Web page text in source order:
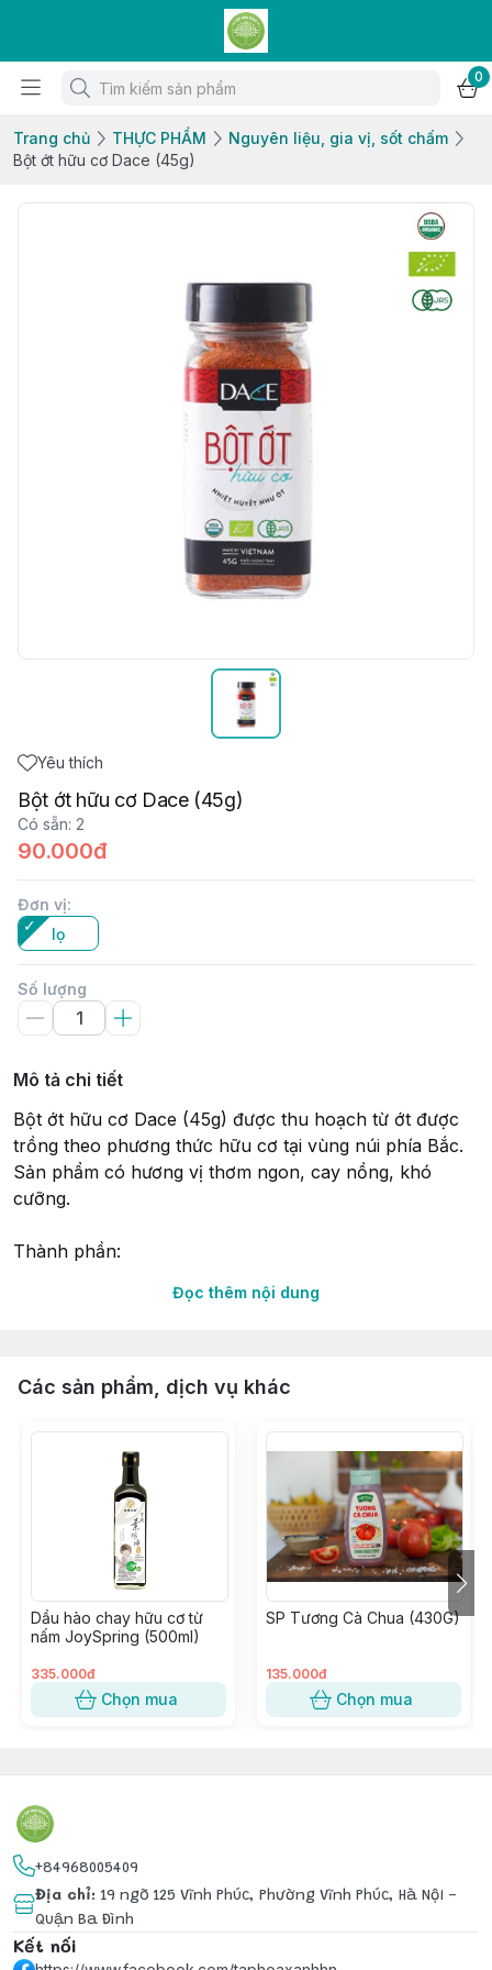
0
Trang chủ THỰC PHẨM
Nguyên liệu, gia vị, sốt chấm
Bột ớt hữu cơ Dace (45g)
Yêu thích
Bột ớt hữu cơ Dace (45g)
Có sẵn: 2
90.000đ
Đơn vị:
lọ
Số lượng
Mô tả chi tiết
Bột ớt hữu cơ Dace (45g) được thu hoạch từ ớt được
trồng theo phương thức hữu cơ tại vùng núi phía Bắc.
Sản phẩm có hương vị thơm ngon, cay nồng, khó
cưỡng.
Thành phần:
- Chứng nhận hữu cơ: USDA, EU, JAS.
- Sản phẩm thúc đẩy sự thèm ăn rất tốt.
- Tốt cho tim mạch, tăng cường sức đề kháng cho cơ
thể khi sử dụng lượng phù hợp.
Cách sử dụng:
nguyên liệu, nấu ăn.
- Bảo quản nơi thoáng mát, tránh ánh nắng trực tiếp.
Đọc thêm nội dung
Các sản phẩm, dịch vụ khác
Dầu hào chay hữu cơ từ
nấm JoySpring (500ml)
335.000đ
Chọn mua
SP Tương Cà Chua (430G)
135.000đ
Chọn mua
+84968005409
Địa chỉ: 19 ngõ 125 Vĩnh Phúc, Phường Vĩnh Phúc, Hà Nội -
Quận Ba Đình
Kết nối